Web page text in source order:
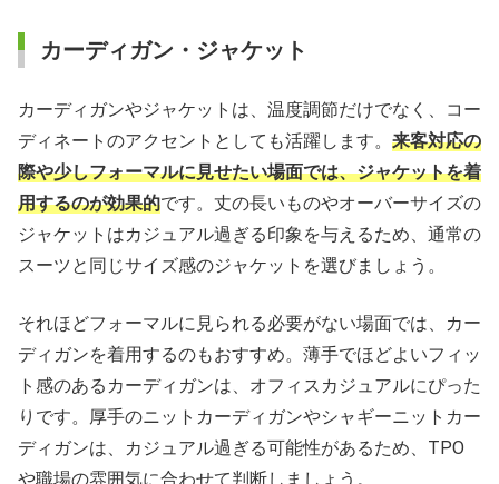
カーディガン・ジャケット
カーディガンやジャケットは、温度調節だけでなく、コー
ディネートのアクセントとしても活躍します。 来客対応の
際や少しフォーマルに見せたい場面では、ジャケットを着
用するのが効果的です。丈の長いものやオーバーサイズの
ジャケットはカジュアル過ぎる印象を与えるため、通常の
スーツと同じサイズ感のジャケットを選びましょう。
それほどフォーマルに見られる必要がない場面では、カー
ディガンを着用するのもおすすめ。薄手でほどよいフィッ
ト感のあるカーディガンは、オフィスカジュアルにぴった
りです。厚手のニットカーディガンやシャギーニットカー
ディガンは、カジュアル過ぎる可能性があるため、TPO
や職場の雰囲気に合わせて判断しましょう。